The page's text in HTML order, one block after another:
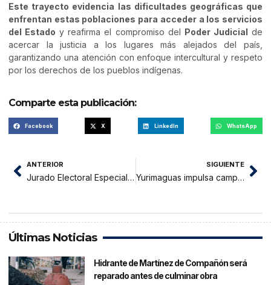
Este trayecto evidencia las dificultades geográficas que
enfrentan estas poblaciones para acceder a los servicios
del Estado y reafirma el compromiso del Poder Judicial de
acercar la justicia a los lugares más alejados del país,
garantizando una atención con enfoque intercultural y respeto
por los derechos de los pueblos indígenas.
Comparte esta publicación:
Facebook X LinkedIn WhatsApp
ANTERIOR
Jurado Electoral Especial declara improcedente lista de Renovación Popular del distrito de Chazuta
SIGUIENTE
Yurimaguas impulsa campaña contra la automedicación ante riesgos sanitarios que persisten en la Amazonía
Últimas Noticias
Hidrante de Martínez de Compañón será
reparado antes de culminar obra